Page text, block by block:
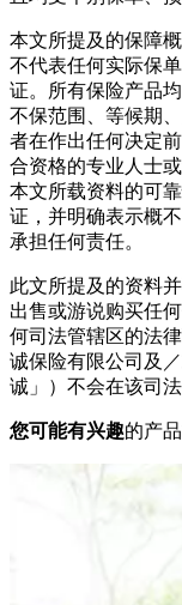
本文所提及的保障
不代表任何实际保
证。所有保险产品
不保范围、等候期
者在作出任何决定
合资格的专业人士
本文所载资料的可
证，并明确表示概
承担任何责任。
此文所提及的资料
出售或游说购买任
何司法管辖区的法
诚保险有限公司及
诚」）不会在该司
您可能有兴趣的产